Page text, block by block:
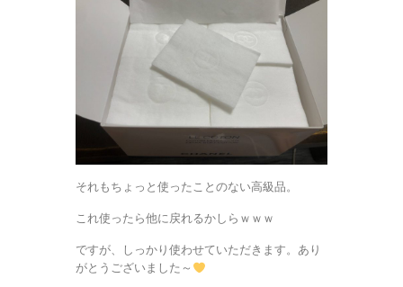
それもちょっと使ったことのない高級品。
これ使ったら他に戻れるかしらｗｗｗ
ですが、しっかり使わせていただきます。あり
がとうございました～